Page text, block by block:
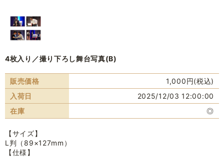
4枚入り／撮り下ろし舞台写真(B)
販売価格
1,000円(税込)
入荷日
2025/12/03 12:00:00
在庫
◎
【サイズ】
L判（89×127mm）
【仕様】